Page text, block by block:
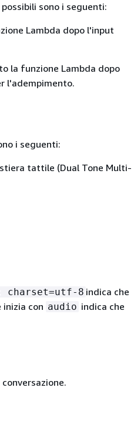
sono i seguenti:
Lambda dopo l'input
la funzione Lambda dopo
l'adempimento.
i seguenti:
tattile (Dual Tone Multi-
8 indica che
con audio indica che